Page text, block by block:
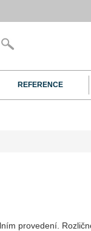
REFERENCE
provedení.